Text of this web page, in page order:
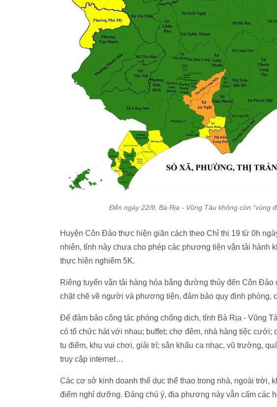
Đến ngày 22/9, Bà Rịa - Vũng Tàu không còn “vùng
Huyện Côn Đảo thực hiện giãn cách theo Chỉ thị 19 từ 0h
nhiên, tỉnh này chưa cho phép các phương tiện vận tải hành
thực hiện nghiêm 5K.
Riêng tuyến vận tải hàng hóa bằng đường thủy đến Côn
chặt chẽ về người và phương tiện, đảm bảo quy định phòng,
Để đảm bảo công tác phòng chống dịch, tỉnh Bà Rịa - Vũng
có tổ chức hát với nhau; buffet; chợ đêm, nhà hàng tiệc cưới;
tụ điểm, khu vui chơi, giải trí; sân khấu ca nhạc, vũ trường,
truy cập internet…
Các cơ sở kinh doanh thể dục thể thao trong nhà, ngoài trời,
điểm nghỉ dưỡng. Đáng chú ý, địa phương này vẫn cấm các